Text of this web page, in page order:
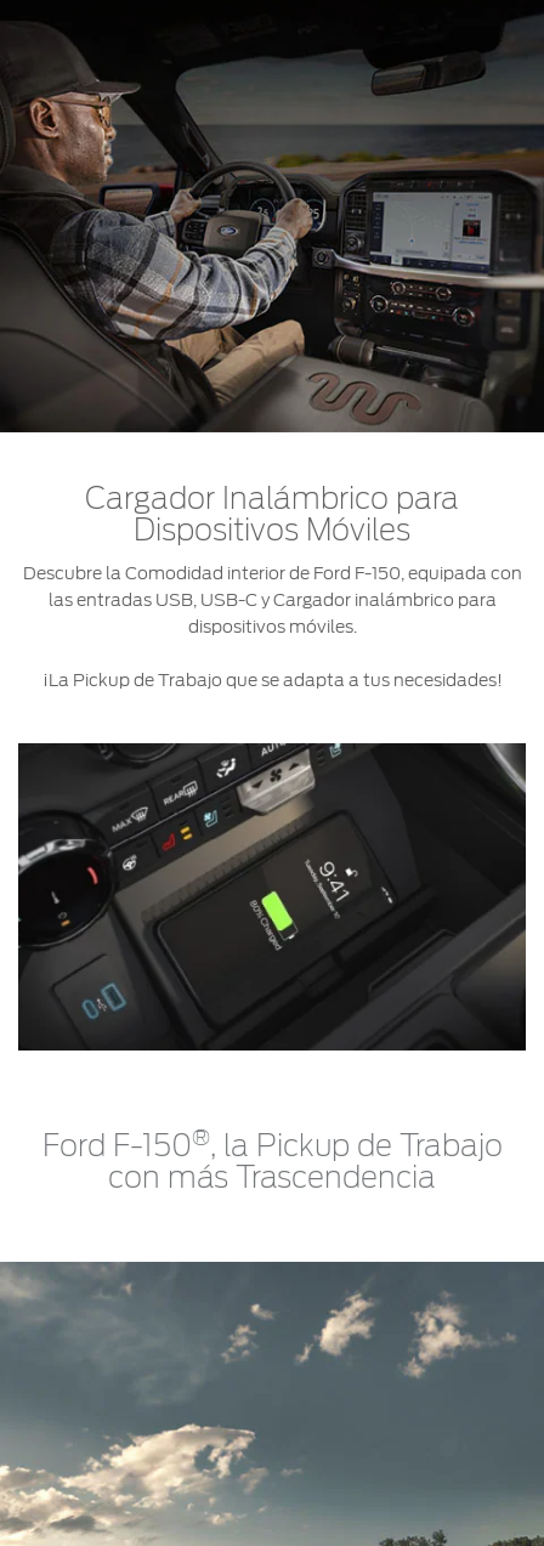
Cargador Inalámbrico para
Dispositivos Móviles
Descubre la Comodidad interior de Ford F-150, equipada con
las entradas USB, USB-C y Cargador inalámbrico para
dispositivos móviles.
¡La Pickup de Trabajo que se adapta a tus necesidades!
Ford F-150®, la Pickup de Trabajo
con más Trascendencia